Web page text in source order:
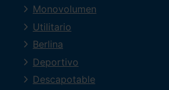
Monovolumen
Utilitario
Berlina
Deportivo
Descapotable